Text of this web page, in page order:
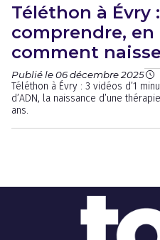
Téléthon à Évry
comprendre, en
comment
Publié le 06 décembre 2025
Téléthon à Évry : 3 vidéos d’1
d’ADN, la naissance d’une
ans.